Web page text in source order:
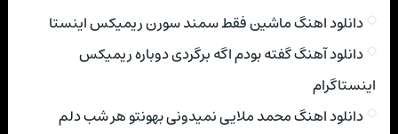
دانلود اهنگ ماشین فقط سمند سورن ریمیکس اینستا
دانلود آهنگ گفته بودم اگه برگردی دوباره ریمیکس
اینستاگرام
دانلود اهنگ محمد ملایی نمیدونی بهونتو هر شب دلم